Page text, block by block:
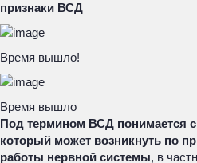
признаки ВСД
Время вышло!
Время вышло
Под термином ВСД понимается
который может возникнуть по
работы нервной системы, в